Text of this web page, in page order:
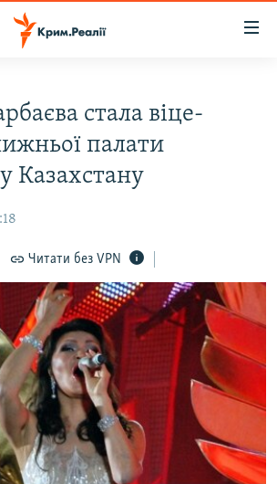
стала віце-
палати
Казахстану
Читати без VPN